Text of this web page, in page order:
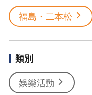
福島・二本松
類別
娛樂活動